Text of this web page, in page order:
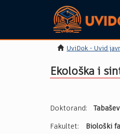
UviDok - Uvid
Ekološka i
Doktorand:
Fakultet: Biološki